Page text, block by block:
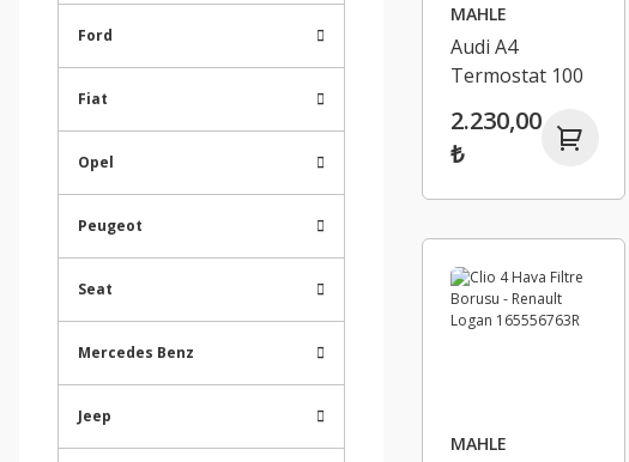
Ford
Fiat
Opel
Peugeot
Seat
Mercedes Benz
Jeep
MAHLE
Audi A4
Termostat 100
Volkswagen
Passat -
- 70807765 -
06B121111D -
06B121111G -
06B121111H -
2.230,00
₺
MAHLE